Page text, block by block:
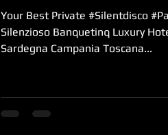
Your Best Private #Silentdisco
Silenzioso Banquetinq Luxury
Sardegna Campania Toscana...